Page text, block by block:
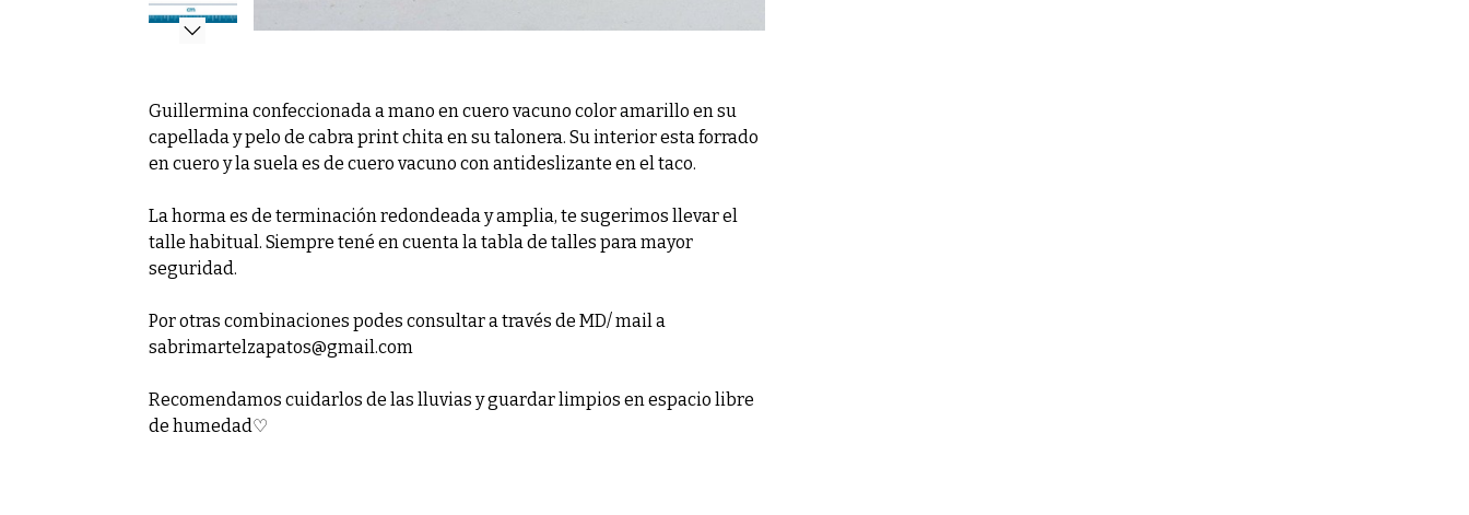
Guillermina confeccionada a mano en cuero vacuno color amarillo en su
capellada y pelo de cabra print chita en su talonera. Su interior esta forrado
en cuero y la suela es de cuero vacuno con antideslizante en el taco.
La horma es de terminación redondeada y amplia, te sugerimos llevar el
talle habitual. Siempre tené en cuenta la tabla de talles para mayor
seguridad.
Por otras combinaciones podes consultar a través de MD/ mail a
sabrimartelzapatos@gmail.com
Recomendamos cuidarlos de las lluvias y guardar limpios en espacio libre
de humedad♡